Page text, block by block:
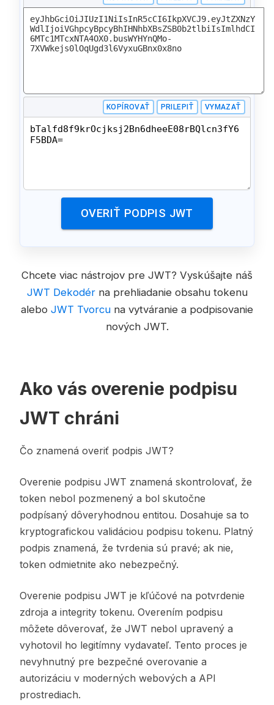
KOPÍROVAŤ PRILEPIŤ VYMAZAŤ
OVERIŤ PODPIS JWT
Chcete viac nástrojov pre JWT? Vyskúšajte náš
JWT Dekodérna prehliadanie obsahu tokenu
alebo JWT Tvorcu na vytváranie a podpisovanie
nových JWT.
Ako vás overenie podpisu
JWT chráni
Čo znamená overiť podpis JWT?
Overenie podpisu JWT znamená skontrolovať, že
token nebol pozmenený a bol skutočne
podpísaný dôveryhodnou entitou. Dosahuje sa to
kryptografickou validáciou podpisu tokenu. Platný
podpis znamená, že tvrdenia sú pravé; ak nie,
token odmietnite ako nebezpečný.
Overenie podpisu JWT je kľúčové na potvrdenie
zdroja a integrity tokenu. Overením podpisu
môžete dôverovať, že JWT nebol upravený a
vyhotovil ho legitímny vydavateľ. Tento proces je
nevyhnutný pre bezpečné overovanie a
autorizáciu v moderných webových a API
prostrediach.